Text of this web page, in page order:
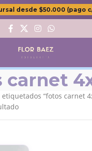
desde $50.000 (pago
carnet
“fotos carnet